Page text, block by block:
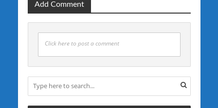
Add Comment
Click here to post a comment